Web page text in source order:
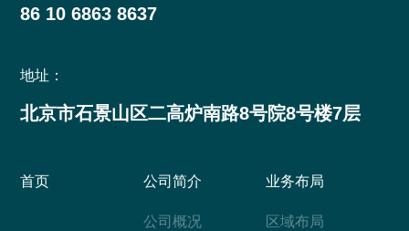
86 10 6863 8637
地址：
北京市石景山区二高炉南路8号院8号楼7层
首页 公司简介
公司概况
业务布局
区域布局